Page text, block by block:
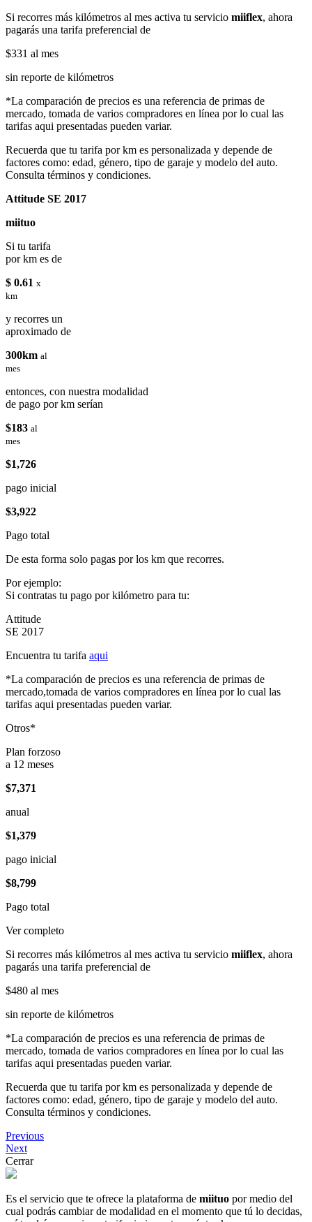
Si recorres más kilómetros al mes activa tu servicio miiflex, ahora
pagarás una tarifa preferencial de
$331 al mes
sin reporte de kilómetros
*La comparación de precios es una referencia de primas de
mercado, tomada de varios compradores en línea por lo cual las
tarifas aqui presentadas pueden variar.
Recuerda que tu tarifa por km es personalizada y depende de
factores como: edad, género, tipo de garaje y modelo del auto.
Consulta términos y condiciones.
Attitude SE 2017
miituo
Si tu tarifa
por km es de
$ 0.61 x
km
y recorres un
aproximado de
300km al
mes
entonces, con nuestra modalidad
de pago por km serían
$183 al
mes
$1,726
pago inicial
$3,922
Pago total
De esta forma solo pagas por los km que recorres.
Por ejemplo:
Si contratas tu pago por kilómetro para tu:
Attitude
SE 2017
Encuentra tu tarifa aqui
*La comparación de precios es una referencia de primas de
mercado,tomada de varios compradores en línea por lo cual las
tarifas aqui presentadas pueden variar.
Otros*
Plan forzoso
a 12 meses
$7,371
anual
$1,379
pago inicial
$8,799
Pago total
Ver completo
Si recorres más kilómetros al mes activa tu servicio miiflex, ahora
pagarás una tarifa preferencial de
$480 al mes
sin reporte de kilómetros
*La comparación de precios es una referencia de primas de
mercado, tomada de varios compradores en línea por lo cual las
tarifas aqui presentadas pueden variar.
Recuerda que tu tarifa por km es personalizada y depende de
factores como: edad, género, tipo de garaje y modelo del auto.
Consulta términos y condiciones.
Previous
Next
Cerrar
Es el servicio que te ofrece la plataforma de miituo por medio del
cual podrás cambiar de modalidad en el momento que tú lo decidas,